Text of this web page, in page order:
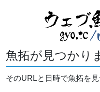
魚拓が見つかり
そのURLと日時で魚拓を